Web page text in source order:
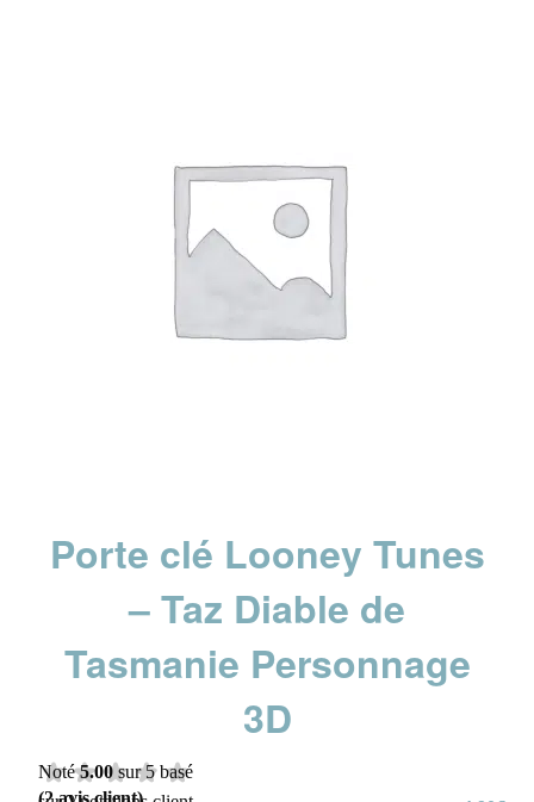
Porte clé Looney Tunes
– Taz Diable de
Tasmanie Personnage
3D
Noté5.00 sur 5 basé
(2avis client)